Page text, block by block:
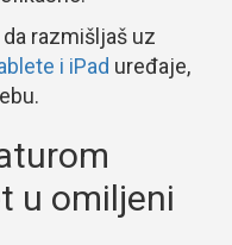
razmišljaš uz
i iPad uređaje,
u omiljeni